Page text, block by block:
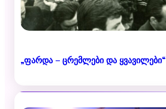
„ფარდა – ცრემლები და ყვავილები“